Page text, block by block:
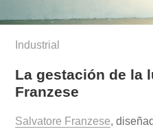
Industrial
La gestación de la
Franzese
Salvatore Franzese,